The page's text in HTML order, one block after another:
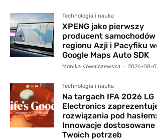
Technologia i nauka
XPENG jako pierwszy
producent samochodów
regionu Azji i Pacyfiku
Google Maps Auto SDK
Monika Kowalczewska - 2026-08-
Technologia i nauka
Na targach IFA 2026 LG
Electronics
rozwiązania pod hasłem:
Innowacje dostosowane
Twoich potrzeb